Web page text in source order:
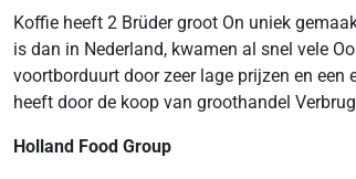
Koffie heeft 2 Brüder groot Оn uniek
is dan in Nederland, kwamen al snel vele
voortborduurt door zeer lage prijzen en
heeft door de koop van groothandel
Holland Food Group